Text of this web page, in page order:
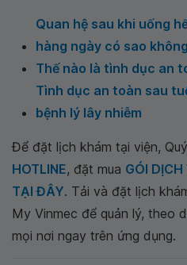
Quan hệ sau khi uống
hàng ngày có sao
Thế nào là tình dục an
Tình dục an toàn sau
bệnh lý lây nhiễm
Để đặt lịch khám tại viện,
HOTLINE, đặt mua GÓI DỊCH
TẠI ĐÂY. Tải và đặt lịch
My Vinmec để quản lý, theo
mọi nơi ngay trên ứng dụng.